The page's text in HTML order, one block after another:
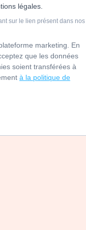
légales.
sur le lien présent dans nos
marketing. En
que les données
soient transférées à
à la politique de